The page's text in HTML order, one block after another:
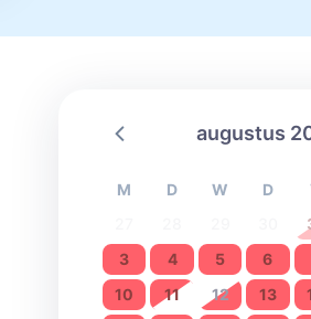
augustus
M D W D
3
4 5 6
10
11 12 13